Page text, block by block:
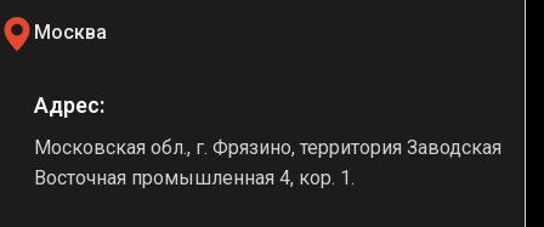
Москва
Адрес:
Московская обл., г. Фрязино, территория Заводская
Восточная промышленная 4, кор. 1.